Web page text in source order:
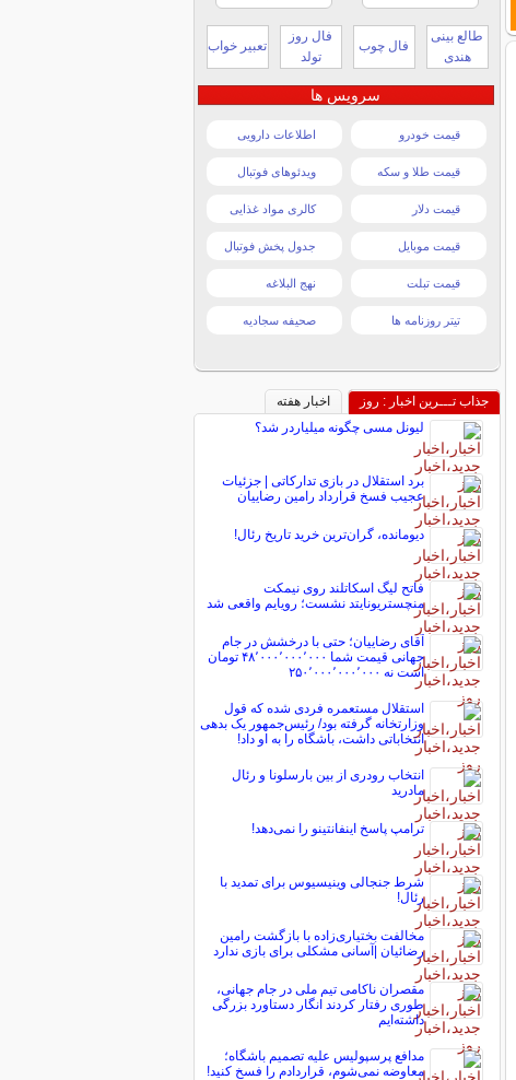
طالع بینی
هندی
فال چوب
فال روز
تولد
تعبیر خواب
سرویس ها
قیمت خودرو اطلاعات دارویی
قیمت طلا و سکه ویدئوهای فوتبال
قیمت دلار کالری مواد غذایی
قیمت موبایل جدول پخش فوتبال
قیمت تبلت نهج البلاغه
تیتر روزنامه ها صحیفه سجادیه
جذاب تـــرین اخبار : روز
اخبار هفته
لیونل مسی چگونه میلیاردر شد؟
برد استقلال در بازی تدارکاتی | جزئیات
عجیب فسخ قرارداد رامین رضاییان
دیومانده، گران‌ترین خرید تاریخ رئال!
فاتح لیگ اسکاتلند روی نیمکت
منچستریونایتد نشست؛ رویایم واقعی شد
آقای رضاییان؛ حتی با درخشش در جام
جهانی قیمت شما ۴۸٬۰۰۰٬۰۰۰٬۰۰۰ تومان
است نه ۲۵۰٬۰۰۰٬۰۰۰٬۰۰۰
استقلال مستعمره فردی شده که قول
وزارتخانه گرفته بود/ رئیس‌جمهور یک بدهی
انتخاباتی داشت، باشگاه را به او داد!
انتخاب رودری از بین بارسلونا و رئال
مادرید
ترامپ پاسخ اینفانتینو را نمی‌دهد!
شرط جنجالی وینیسیوس برای تمدید با
رئال!
مخالفت بختیاری‌زاده با بازگشت رامین
رضائیان |آسانی مشکلی برای بازی ندارد
مقصران ناکامی تیم ملی در جام جهانی،
طوری رفتار کردند انگار دستاورد بزرگی
داشته‌ایم
مدافع پرسپولیس علیه تصمیم باشگاه؛
معاوضه نمی‌شوم، قراردادم را فسخ کنید!